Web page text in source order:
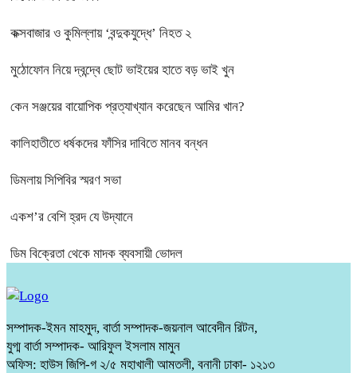
কক্সবাজার ও কুমিল্লায় ‘বন্দুকযুদ্ধে’ নিহত ২
মুঠোফোন নিয়ে দ্বন্দ্বে ছোট ভাইয়ের হাতে বড় ভাই খুন
কেন সঞ্জয়ের বায়োপিক প্রত্যাখ্যান করেছেন আমির খান?
কালিহাতীতে ধর্ষকদের ফাঁসির দাবিতে মানব বন্ধন
ডিমলায় সিপিবির স্মরণ সভা
একশ’র বেশি হ্রদ যে উদ্যানে
ডিম বিক্রেতা থেকে মাদক ব্যবসায়ী ভোদল
সম্পাদক-ইমন মাহমুদ, বার্তা সম্পাদক-জয়নাল আবেদীন রিটন,
যুগ্ম বার্তা সম্পাদক- আরিফুল ইসলাম মামুন
অফিস: হাউস জিপি-গ ২/৫ মহাখালী আমতলী, বনানী ঢাকা- ১২১৩